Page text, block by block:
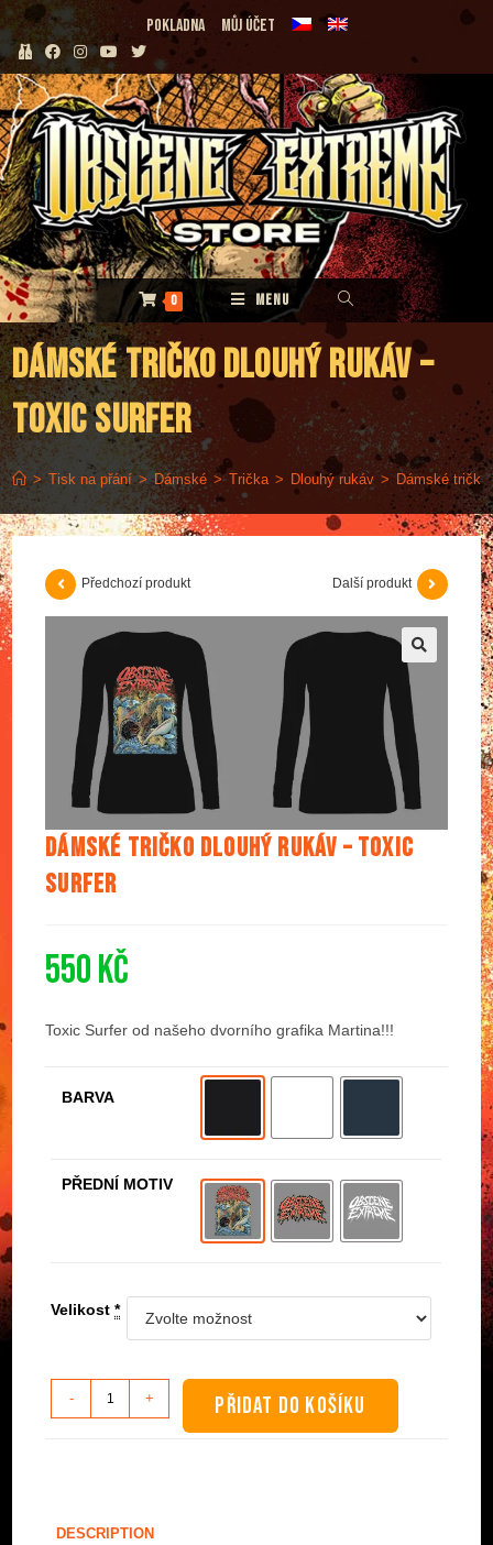
Přejít
obsahu
Pokladna Můj účet
0 MENU
Dámské tričko dlouhý rukáv –
Toxic Surfer
> Tisk na přání > Dámské > Trička > Dlouhý rukáv > Dámské
Předchozí produkt Další produkt
Dámské tričko dlouhý rukáv – Toxic
Surfer
550Kč
Toxic Surfer od našeho dvorního grafika Martina!!!
BARVA
PŘEDNÍ MOTIV
Velikost *
tričko
Toxic
- + PŘIDAT DO KOŠÍKU
DESCRIPTION